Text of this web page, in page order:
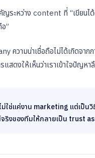
ญระหว่าง content ที่ “เขียนไ
”
ความน่าเชื่อถือไม่ได้เกิดจากก
แสดงให้เห็นว่าเราเข้าใจปัญหา
ม่ใช่แค่งาน marketing แต่เป็น
ริงของทีมให้กลายเป็น trust